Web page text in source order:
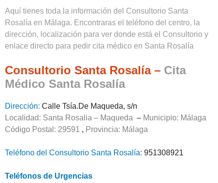
Aquí tienes toda la información del Consultorio Santa
Rosalía en Málaga. Encontraras el teléfono del centro, la
dirección, localización para ver donde está el Consultorio y
enlace directo para pedir cita médico en Santa Rosalía
Consultorio Santa Rosalía – Cita
Médico Santa Rosalía
Dirección: Calle Tsía.De Maqueda, s/n
Localidad: Santa Rosalia – Maqueda – Municipio: Málaga
Código Postal: 29591 , Provincia: Málaga
Teléfono del Consultorio Santa Rosalía: 951308921
Teléfonos de Urgencias